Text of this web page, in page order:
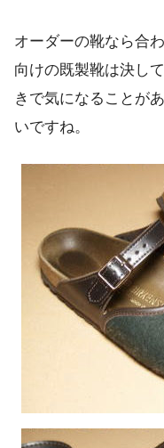
オーダーの靴なら合
向けの既製靴は決し
きで気になることが
いですね。